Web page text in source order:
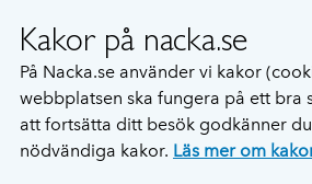
Kakor på nacka.se
På Nacka.se använder vi kakor
webbplatsen ska fungera på ett bra
att fortsätta ditt besök godkänner
nödvändiga kakor. Läs mer om